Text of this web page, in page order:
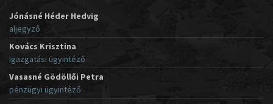
Jónásné Héder Hedvig
aljegyző
Kovács Krisztina
igazgatási ügyintéző
Vasasné Gödöllői Petra
pénzügyi ügyintéző